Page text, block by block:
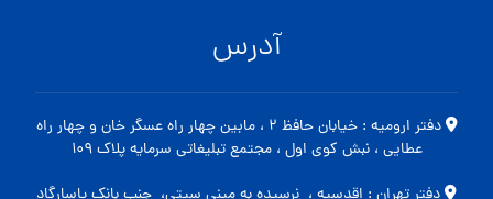
آدرس
دفتر ارومیه : خیابان حافظ ۲ ، مابین چهار راه عسگر خان و چهار راه
عطایی ، نبش کوی اول ، مجتمع تبلیغاتی سرمایه پلاک ۱۰۹